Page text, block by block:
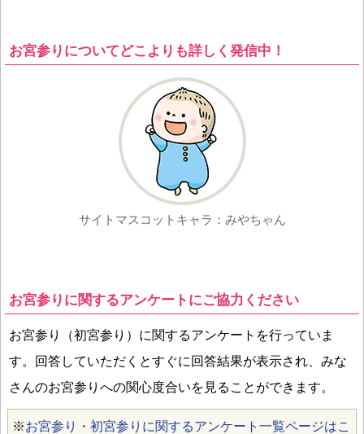
お宮参りについてどこよりも詳しく発信中！
サイトマスコットキャラ：みやちゃん
お宮参りに関するアンケートにご協力ください
お宮参り（初宮参り）に関するアンケートを行っていま
す。回答していただくとすぐに回答結果が表示され、みな
さんのお宮参りへの関心度合いを見ることができます。
※お宮参り・初宮参りに関するアンケート一覧ページはこ